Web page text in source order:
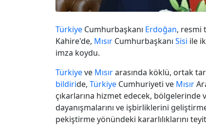
Türkiye Cumhurbaşkanı Erdoğan, resmi
Kahire'de, Mısır Cumhurbaşkanı Sisi ile
imza koydu.
Türkiyeve Mısırarasında köklü, ortak
bildiride, Türkiye Cumhuriyeti ve Mısır
çıkarlarına hizmet edecek, bölgelerinde
dayanışmalarını ve işbirliklerini
pekiştirme yönündeki kararlılıklarını